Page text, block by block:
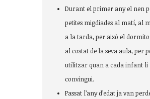
Durant el primer any el nen
petites migdiades al matí, al
a la tarda, per això el
al costat de la seva aula, per
utilitzar quan a cada infant li
convingui.
Passat l’any d’edat ja van